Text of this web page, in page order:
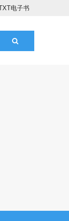
电子书